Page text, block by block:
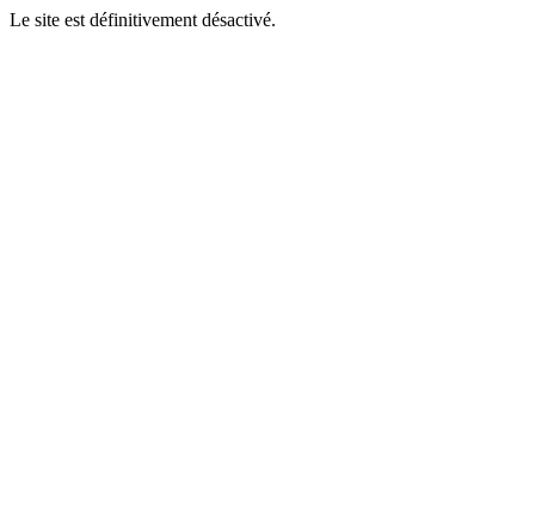
Le site est définitivement désactivé.